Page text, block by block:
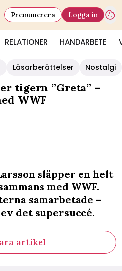
RELATIONER HANDARBETE
Prenumerera Logga in
Läsarberättelser Nostalgi
tigern ”Greta” –
WWF
släpper en helt
med WWF.
samarbetade –
det supersuccé.
artikel